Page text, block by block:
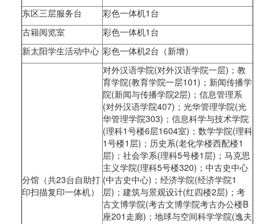
东区三层服务台
彩色一体机1台
古籍阅览室
彩色一体机1台
新太阳学生活动中心 彩色一体机2台（新增）
分馆（共23台自助打
印扫描复印一体机）
对外汉语学院(对外汉语学院一层)；教
育学院(教育学院一层101)；新闻传播学
院(新闻与传播学院2层)；信息管理系
(对外汉语学院407)；光华管理学院(光
华管理学院303)；信息科学与技术学院
(理科1号楼6层1604室)；数学学院(理科
1号楼1层)；历史系(老化学楼西配楼1
层)；社会学系(理科5号楼1层)；马克思
主义学院(理科5号楼320)；中古史中心
(中古史中心)；经济学院(经济学院1
层)；建筑与景观设计(红四楼2层)；考
古文博学院(考古文博学院考古办公楼B
座201走廊)；地球与空间科学学院(逸夫